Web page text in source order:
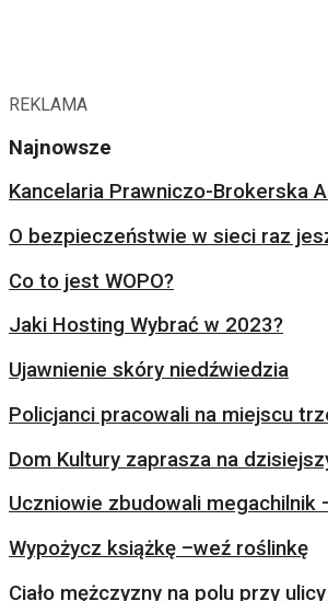
REKLAMA
Najnowsze
Kancelaria Prawniczo-Brokerska
O bezpieczeństwie w sieci raz
Co to jest WOPO?
Jaki Hosting Wybrać w 2023?
Ujawnienie skóry niedźwiedzia
Policjanci pracowali na miejscu
Dom Kultury zaprasza na
Uczniowie zbudowali megachilnik
Wypożycz książkę –weź roślinkę
Ciało mężczyzny na polu przy